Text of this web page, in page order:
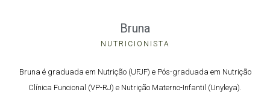
Bruna
NUTRICIONISTA
Bruna é graduada em Nutrição (UFJF) e Pós-graduada em Nutrição
Clínica Funcional (VP-RJ) e Nutrição Materno-Infantil (Unyleya).